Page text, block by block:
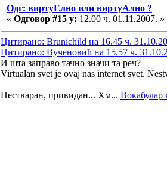
Одг: виртуЕлно или виртуАлно ?
« Одговор #15 у: 12.00 ч. 01.11.2007. »
Цитирано: Brunichild на 16.45 ч.
Цитирано: Вученовић на 15.57 ч.
И шта заправо тачно значи та реч?
Virtualan svet je ovaj nas internet svet.
Нестваран, привидан... Хм... Вокабулар